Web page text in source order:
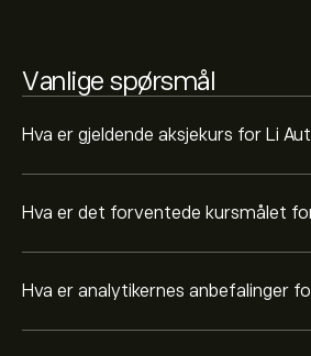
Vanlige spørsmål
Hva er gjeldende aksjekurs for Li
Hva er det forventede kursmålet
Hva er analytikernes anbefalinger